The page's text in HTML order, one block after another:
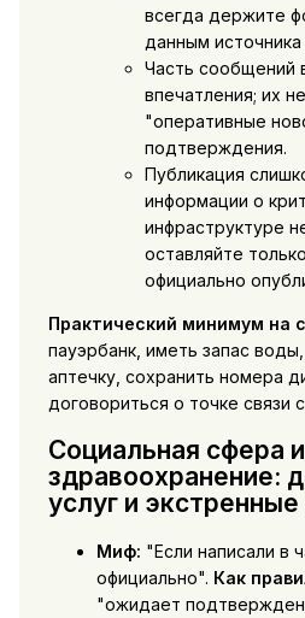
всегда держите
данным
Часть сообщений
впечатления; их
"оперативные
подтверждения.
Публикация
информации о
инфраструктуре
оставляйте
официально
Практический минимум на
пауэрбанк, иметь запас
аптечку, сохранить номера
договориться о точке связи
Социальная сфера и
здравоохранение:
услуг и экстренные
Миф: "Если написали в
официально". Как
"ожидает